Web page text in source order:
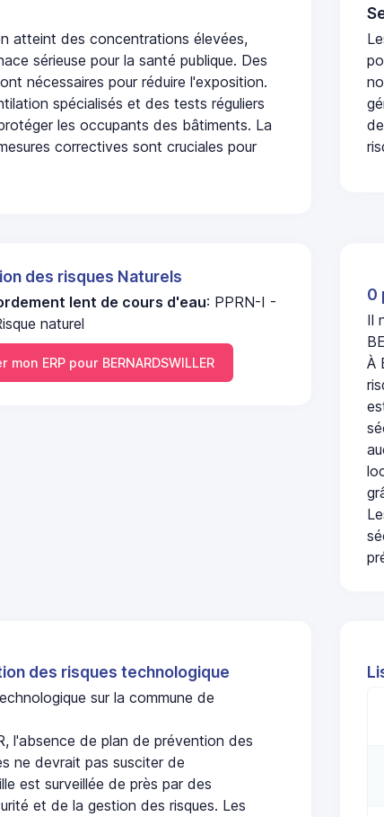
atteint des concentrations élevées,
sérieuse pour la santé publique. Des
nécessaires pour réduire l'exposition.
spécialisés et des tests réguliers
les occupants des bâtiments. La
correctives sont cruciales pour
des risques Naturels
lent de cours d'eau: PPRN-I -
naturel
mon ERP pour BERNARDSWILLER
0
Il
À
des risques technologique
sur la commune de
l'absence de plan de prévention des
ne devrait pas susciter de
est surveillée de près par des
et de la gestion des risques. Les